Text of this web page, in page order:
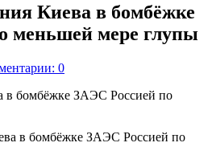
Киева в бомбёжке
меньшей мере глупы
0
в бомбёжке ЗАЭС Россией по